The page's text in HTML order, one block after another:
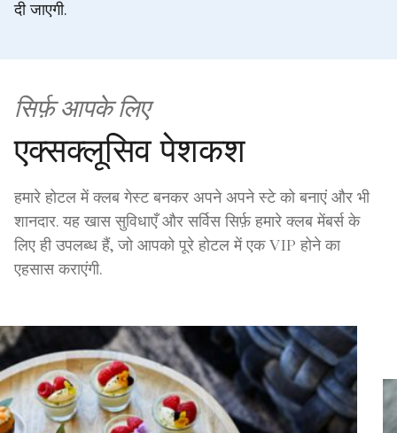
दी जाएगी.
सिर्फ़ आपके लिए
एक्सक्लूसिव पेशकश
हमारे होटल में क्लब गेस्ट बनकर अपने अपने स्टे को बनाएं और भी
शानदार. यह खास सुविधाएँ और सर्विस सिर्फ़ हमारे क्लब मेंबर्स के
लिए ही उपलब्ध हैं, जो आपको पूरे होटल में एक VIP होने का
एहसास कराएंगी.